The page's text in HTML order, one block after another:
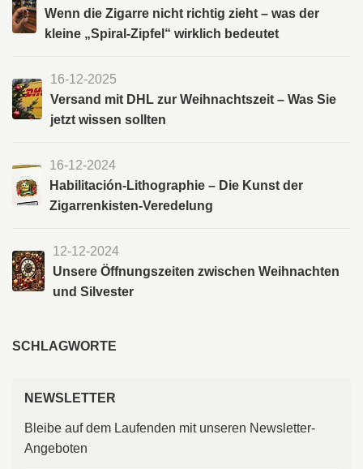
Wenn die Zigarre nicht richtig zieht – was der
kleine „Spiral-Zipfel“ wirklich bedeutet
16-12-2025
Versand mit DHL zur Weihnachtszeit – Was Sie
jetzt wissen sollten
16-12-2024
Habilitación-Lithographie – Die Kunst der
Zigarrenkisten-Veredelung
12-12-2024
Unsere Öffnungszeiten zwischen Weihnachten
und Silvester
SCHLAGWORTE
NEWSLETTER
Bleibe auf dem Laufenden mit unseren Newsletter-
Angeboten